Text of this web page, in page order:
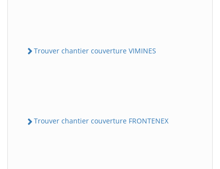
Trouver chantier couverture VIMINES
Trouver chantier couverture FRONTENEX